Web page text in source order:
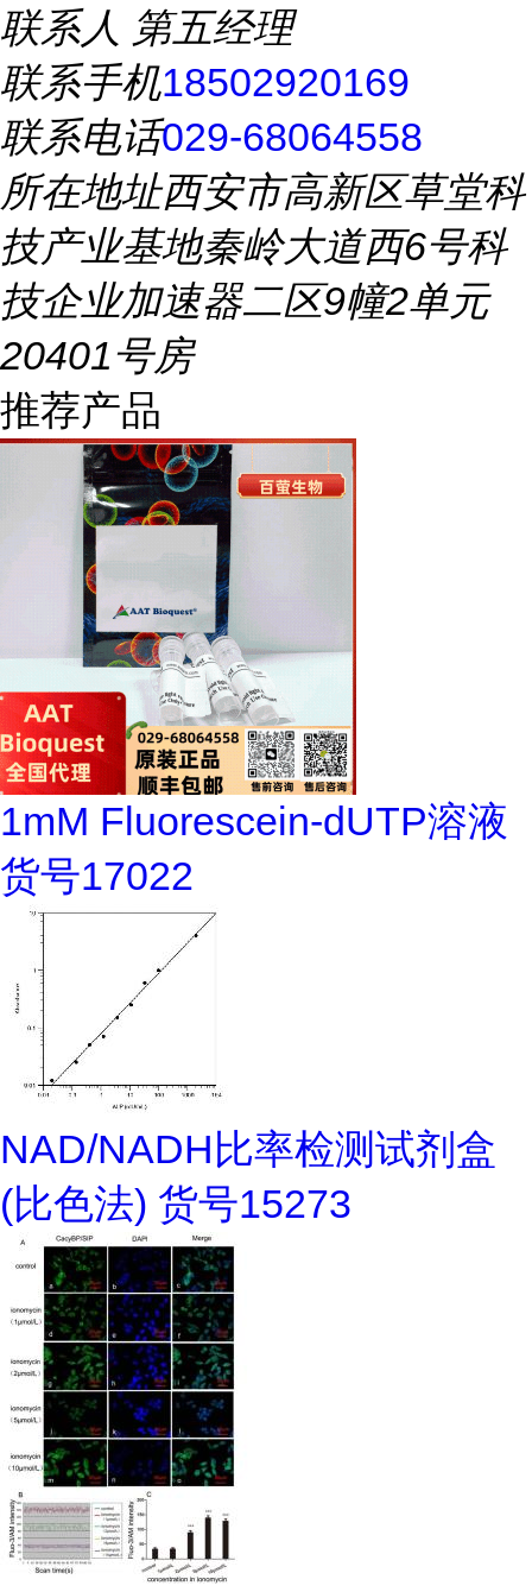
联系人 第五经理
联系手机18502920169
联系电话029-68064558
所在地址西安市高新区草堂科
技产业基地秦岭大道西6号科
技企业加速器二区9幢2单元
20401号房
推荐产品
1mM Fluorescein-dUTP溶液
货号17022
NAD/NADH比率检测试剂盒
(比色法) 货号15273